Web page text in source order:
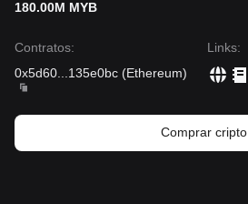
180.00M MYB
Contratos:
0x5d60
135e0bc (Ethereum)
Links:
Comprar cripto